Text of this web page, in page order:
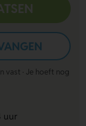
vast · Je hoeft nog
uur